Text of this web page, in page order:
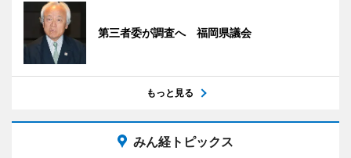
第三者委が調査へ 福岡県議会
もっと見る
みん経トピックス